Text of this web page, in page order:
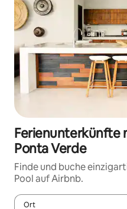
Ferienunterkünfte
Ponta Verde
Finde und buche
Pool auf Airbnb.
Ort